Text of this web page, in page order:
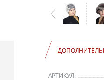
АРТИКУЛ: